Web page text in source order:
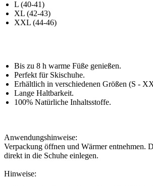
L (40-41)
XL (42-43)
XXL (44-46)
Bis zu 8 h warme Füße genießen.
Perfekt für Skischuhe.
Erhältlich in verschiedenen Größen (S -
Lange Haltbarkeit.
100% Natürliche Inhaltsstoffe.
Anwendungshinweise:
Verpackung öffnen und Wärmer entnehmen.
direkt in die Schuhe einlegen.
Hinweise: